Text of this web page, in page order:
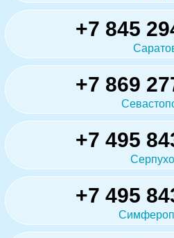
+7 845
+7 869
+7 495
+7 495